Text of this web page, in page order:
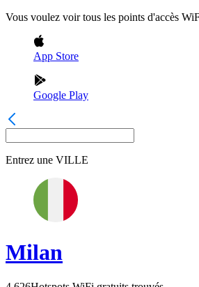
Vous voulez voir tous les points d'accès
App Store
Google Play
Entrez une VILLE
Milan